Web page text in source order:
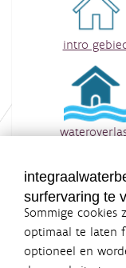
intro
surfervaring te
Sommige
optimaal te laten
optioneel en